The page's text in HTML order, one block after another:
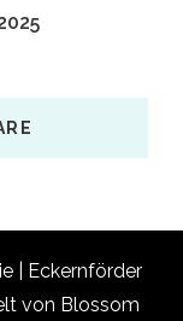
| Eckernförder
von Blossom